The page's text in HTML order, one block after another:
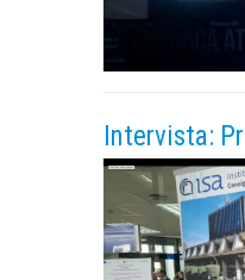
Intervista: